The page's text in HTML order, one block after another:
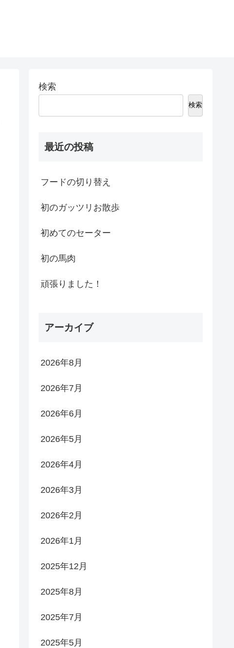
検索
検索
最近の投稿
フードの切り替え
初のガッツリお散歩
初めてのセーター
初の馬肉
頑張りました！
アーカイブ
2026年8月
2026年7月
2026年6月
2026年5月
2026年4月
2026年3月
2026年2月
2026年1月
2025年12月
2025年8月
2025年7月
2025年5月